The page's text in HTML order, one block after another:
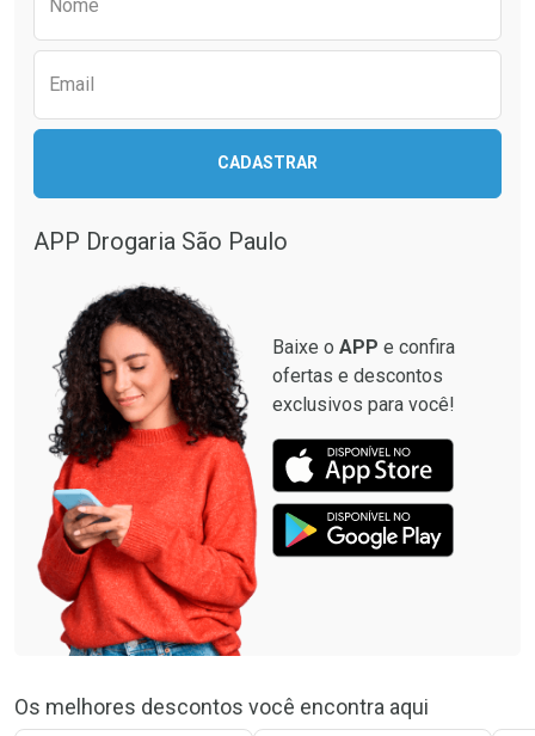
Nome
Email
CADASTRAR
APP Drogaria São Paulo
Baixe o APP e confira
ofertas e descontos
exclusivos para você!
Os melhores descontos você encontra aqui